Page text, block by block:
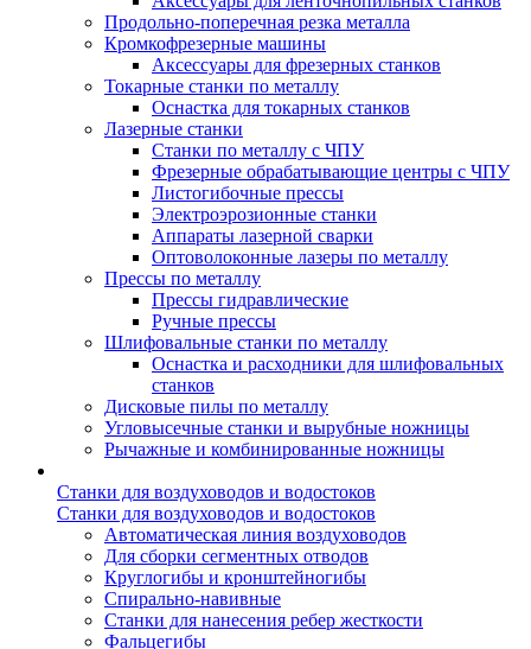
Продольно-поперечная резка металла
Кромкофрезерные машины
Аксессуары для фрезерных станков
Токарные станки по металлу
Оснастка для токарных станков
Лазерные станки
Станки по металлу с ЧПУ
Фрезерные обрабатывающие центры с ЧПУ
Листогибочные прессы
Электроэрозионные станки
Аппараты лазерной сварки
Оптоволоконные лазеры по металлу
Прессы по металлу
Прессы гидравлические
Ручные прессы
Шлифовальные станки по металлу
Оснастка и расходники для шлифовальных
станков
Дисковые пилы по металлу
Угловысечные станки и вырубные ножницы
Рычажные и комбинированные ножницы
Станки для воздуховодов и водостоков
Станки для воздуховодов и водостоков
Автоматическая линия воздуховодов
Для сборки сегментных отводов
Круглогибы и кронштейногибы
Спирально-навивные
Станки для нанесения ребер жесткости
Фальцегибы